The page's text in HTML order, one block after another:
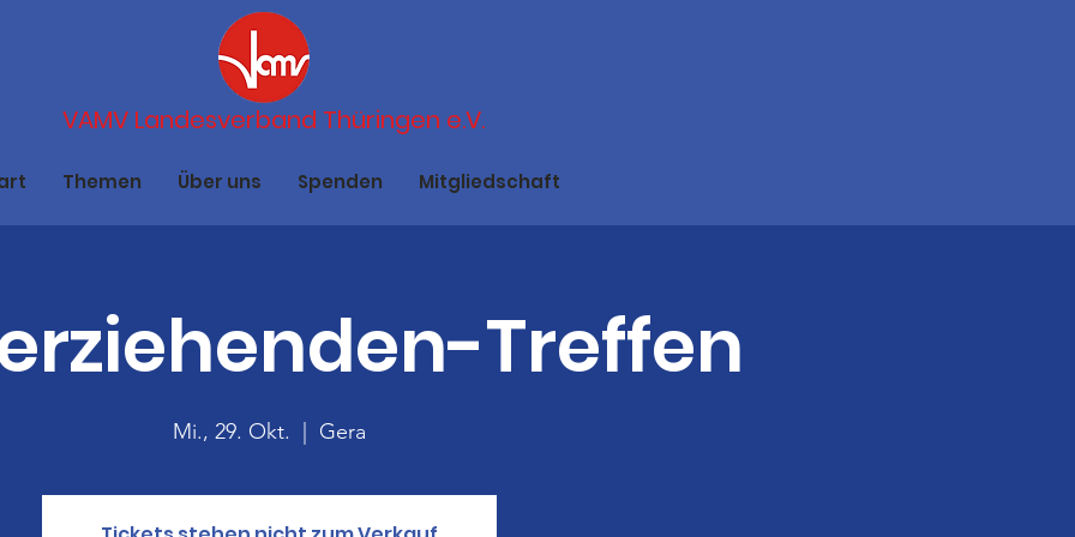
VAMV Landesverband Thüringen e.V.
Themen Über uns Spenden Mitgliedschaft
Treffen
Mi., 29. Okt. Gera